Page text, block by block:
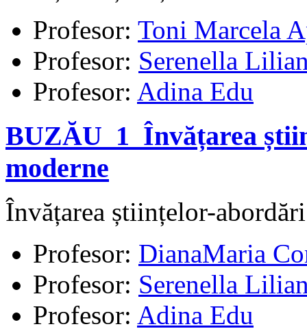
Profesor: Toni Marcela
Profesor: Serenella
Profesor: Adina Edu
BUZĂU_1_Învățarea
moderne
Învățarea științelor-
Profesor: DianaMaria
Profesor: Serenella
Profesor: Adina Edu